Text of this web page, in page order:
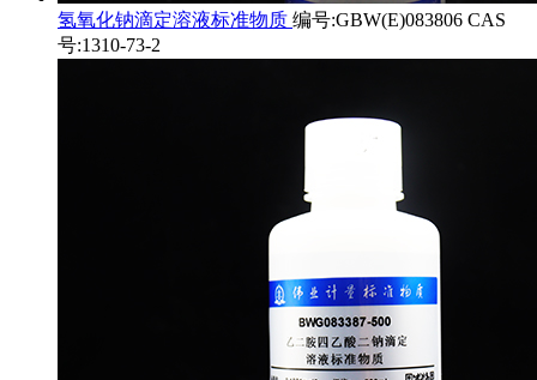
氢氧化钠滴定溶液标准物质 编号:GBW(E)083806 CAS
号:1310-73-2